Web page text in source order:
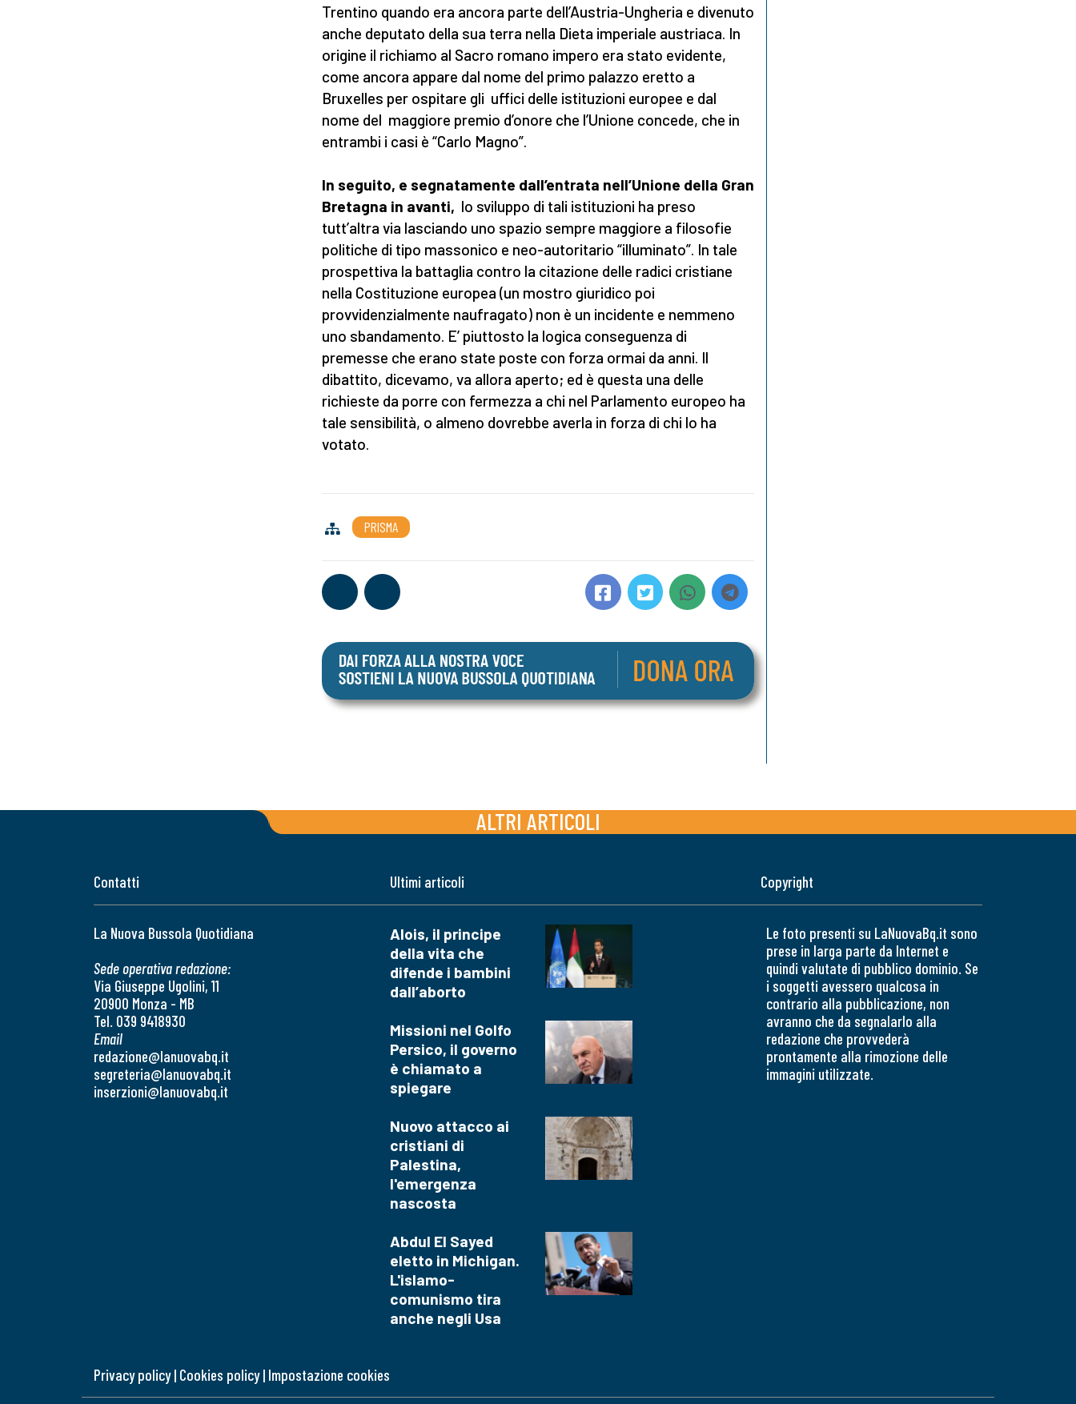
Trentino quando era ancora parte dell’Austria-Ungheria e divenuto
anche deputato della sua terra nella Dieta imperiale austriaca. In
origine il richiamo al Sacro romano impero era stato evidente,
come ancora appare dal nome del primo palazzo eretto a
Bruxelles per ospitare gli uffici delle istituzioni europee e dal
nome del maggiore premio d’onore che l’Unione concede, che in
entrambi i casi è “Carlo Magno”.
In seguito, e segnatamente dall’entrata nell’Unione della Gran
Bretagna in avanti, lo sviluppo di tali istituzioni ha preso
tutt’altra via lasciando uno spazio sempre maggiore a filosofie
politiche di tipo massonico e neo-autoritario “illuminato”. In tale
prospettiva la battaglia contro la citazione delle radici cristiane
nella Costituzione europea (un mostro giuridico poi
provvidenzialmente naufragato) non è un incidente e nemmeno
uno sbandamento. E’ piuttosto la logica conseguenza di
premesse che erano state poste con forza ormai da anni. Il
dibattito, dicevamo, va allora aperto; ed è questa una delle
richieste da porre con fermezza a chi nel Parlamento europeo ha
tale sensibilità, o almeno dovrebbe averla in forza di chi lo ha
votato.
PRISMA
ALTRI ARTICOLI
Contatti
La Nuova Bussola Quotidiana
Sede operativa redazione:
Via Giuseppe Ugolini, 11
20900 Monza - MB
Tel. 039 9418930
Email
redazione@lanuovabq.it
segreteria@lanuovabq.it
inserzioni@lanuovabq.it
Ultimi articoli
Alois, il principe
della vita che
difende i bambini
dall’aborto
Missioni nel Golfo
Persico, il governo
è chiamato a
spiegare
Nuovo attacco ai
cristiani di
Palestina,
l'emergenza
nascosta
Abdul El Sayed
eletto in Michigan.
L'islamo-
comunismo tira
anche negli Usa
Copyright
Le foto presenti su LaNuovaBq.it sono
prese in larga parte da Internet e
quindi valutate di pubblico dominio. Se
i soggetti avessero qualcosa in
contrario alla pubblicazione, non
avranno che da segnalarlo alla
redazione che provvederà
prontamente alla rimozione delle
immagini utilizzate.
Privacy policy| Cookies policy| Impostazione cookies